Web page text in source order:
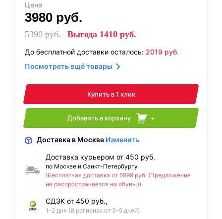
Цена
3980 руб.
5390руб. Выгода 1410 руб.
До бесплатной доставки осталось: 2019 руб.
Посмотреть ещё товары
Купить в 1 клик
Добавить в корзину +
Доставка в Москве Изменить
Доставка курьером от 450 руб.
по Москве и Санкт-Петербургу
(Бесплатная доставка от 5999 руб. (Предложение
не распространяется на обувь.))
СДЭК от 450 руб.,
1-2 дня (В регионах от 3-5 дней)